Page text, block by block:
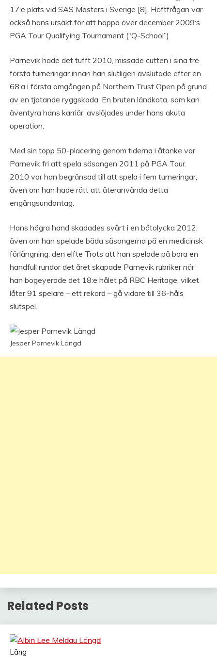
17:e plats vid SAS Masters i Sverige [8]. Höftfrågan var
också hans ursäkt för att hoppa över december 2009:s
PGA Tour Qualifying Tournament (“Q-School”).
Parnevik hade det tufft 2010, missade cutten i sina tre
första turneringar innan han slutligen avslutade efter en
68:a i första omgången på Northern Trust Open på grund
av en tjatande ryggskada. En bruten ländkota, som kan
äventyra hans karriär, avslöjades under hans akuta
operation.
Med sin topp 50-placering genom tiderna i åtanke var
Parnevik fri att spela säsongen 2011 på PGA Tour.
2010 var han begränsad till att spela i fem turneringar,
även om han hade rätt att återanvända detta
engångsundantag.
Hans högra hand skadades svårt i en båtolycka 2012,
även om han spelade båda säsongerna på en medicinsk
förlängning. den elfte Trots att han spelade på bara en
handfull rundor det året skapade Parnevik rubriker när
han bogeyerade det 18:e hålet på RBC Heritage, vilket
låter 91 spelare – ett rekord – gå vidare till 36-håls
slutspel.
Jesper Parnevik Längd
Related Posts
Lång